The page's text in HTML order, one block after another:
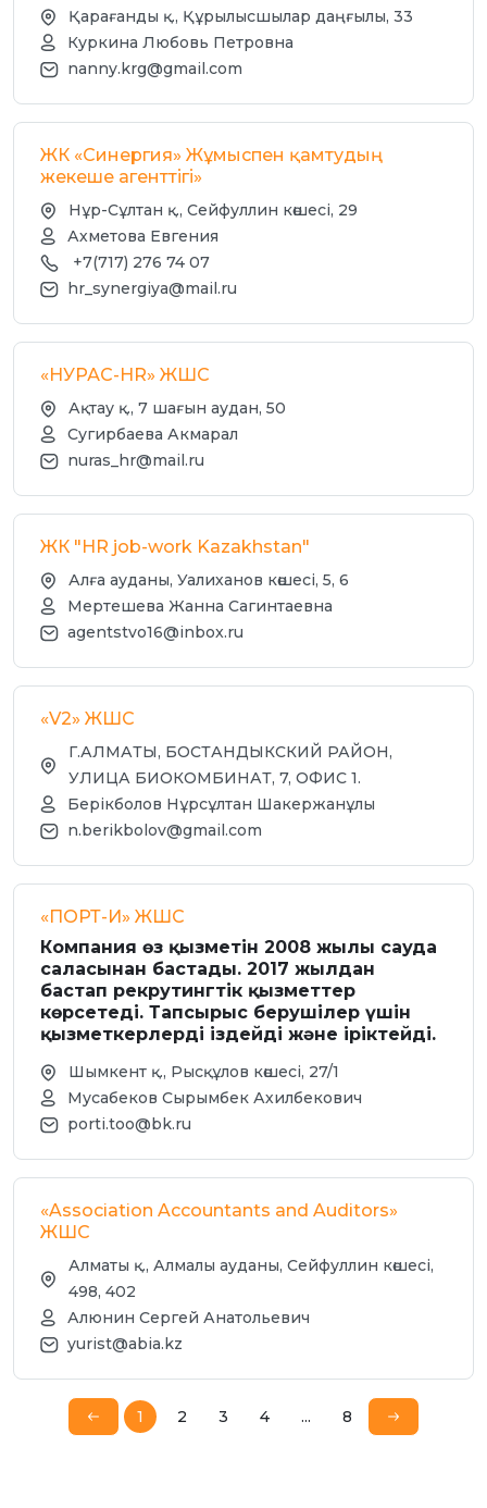
Қарағанды қ., Құрылысшылар даңғылы, 33
Куркина Любовь Петровна
nanny.krg@gmail.com
ЖК «Синергия» Жұмыспен қамтудың
жекеше агенттігі»
Нұр-Сұлтан қ., Сейфуллин көшесі, 29
Ахметова Евгения
+7(717) 276 74 07
hr_synergiya@mail.ru
«НУРАС-HR» ЖШС
Ақтау қ., 7 шағын аудан, 50
Сугирбаева Акмарал
nuras_hr@mail.ru
ЖК "HR job-work Kazakhstan"
Алға ауданы, Уалиханов көшесі, 5, 6
Мертешева Жанна Сагинтаевна
agentstvo16@inbox.ru
«V2» ЖШС
Г.АЛМАТЫ, БОСТАНДЫКСКИЙ РАЙОН,
УЛИЦА БИОКОМБИНАТ, 7, ОФИС 1.
Берікболов Нұрсұлтан Шакержанұлы
n.berikbolov@gmail.com
«ПОРТ-И» ЖШС
Компания өз қызметін 2008 жылы сауда
саласынан бастады. 2017 жылдан
бастап рекрутингтік қызметтер
көрсетеді. Тапсырыс берушілер үшін
қызметкерлерді іздейді және іріктейді.
Шымкент қ., Рысқұлов көшесі, 27/1
Мусабеков Сырымбек Ахилбекович
porti.too@bk.ru
«Association Accountants and Auditors»
ЖШС
Алматы қ., Алмалы ауданы, Сейфуллин көшесі,
498, 402
Алюнин Сергей Анатольевич
yurist@abia.kz
1 2 3 4 ... 8